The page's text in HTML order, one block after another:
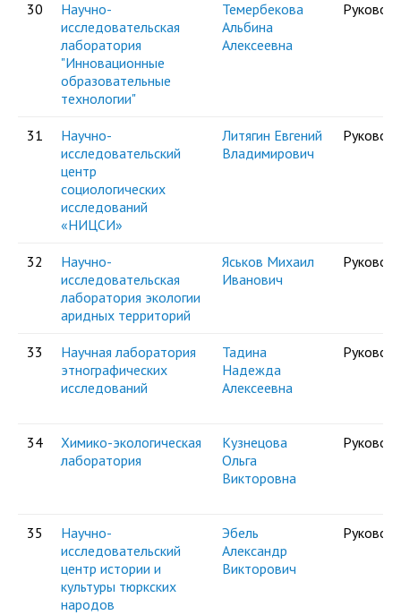
30
Научно-
исследовательская
лаборатория
"Инновационные
образовательные
технологии"
Темербекова
Альбина
Алексеевна
31
Научно-
исследовательский
центр
социологических
исследований
«НИЦСИ»
Литягин Евгений
Владимирович
32
Научно-
исследовательская
лаборатория экологии
аридных территорий
Яськов Михаил
Иванович
33
Научная лаборатория
этнографических
исследований
Тадина
Надежда
Алексеевна
34
Химико-экологическая
лаборатория
Кузнецова
Ольга
Викторовна
35
Научно-
исследовательский
центр истории и
культуры тюркских
народов
Эбель
Александр
Викторович